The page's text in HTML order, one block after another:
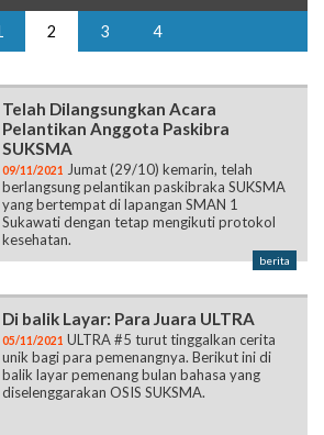
2 3 4
Telah Dilangsungkan Acara
Pelantikan Anggota Paskibra
SUKSMA
09/11/2021 Jumat (29/10) kemarin, telah
berlangsung pelantikan paskibraka SUKSMA
yang bertempat di lapangan SMAN 1
Sukawati dengan tetap mengikuti protokol
kesehatan.
berita
Di balik Layar: Para Juara ULTRA
05/11/2021 ULTRA #5 turut tinggalkan cerita
unik bagi para pemenangnya. Berikut ini di
balik layar pemenang bulan bahasa yang
diselenggarakan OSIS SUKSMA.